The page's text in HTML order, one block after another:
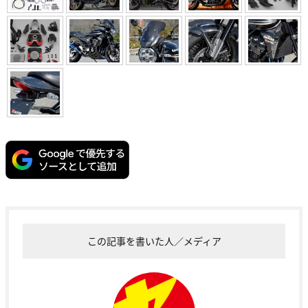
この記事を書いた人／メディア